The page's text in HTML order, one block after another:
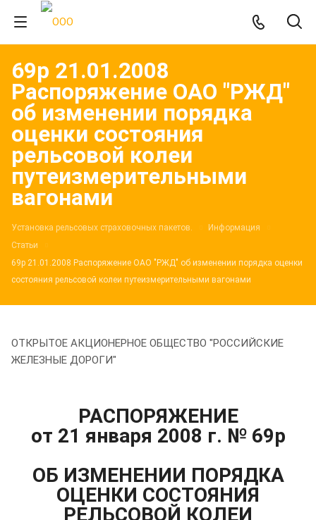
69р 21.01.2008
Распоряжение ОАО "РЖД"
об изменении порядка
оценки состояния
рельсовой колеи
путеизмерительными
вагонами
Установка рельсовых страховочных пакетов.
Информация
Статьи
69р 21.01.2008 Распоряжение ОАО "РЖД" об изменении порядка оценки
состояния рельсовой колеи путеизмерительными вагонами
ОТКРЫТОЕ АКЦИОНЕРНОЕ ОБЩЕСТВО "РОССИЙСКИЕ
ЖЕЛЕЗНЫЕ ДОРОГИ"
РАСПОРЯЖЕНИЕ
от 21 января 2008 г. № 69р
ОБ ИЗМЕНЕНИИ ПОРЯДКА
ОЦЕНКИ СОСТОЯНИЯ
РЕЛЬСОВОЙ КОЛЕИ